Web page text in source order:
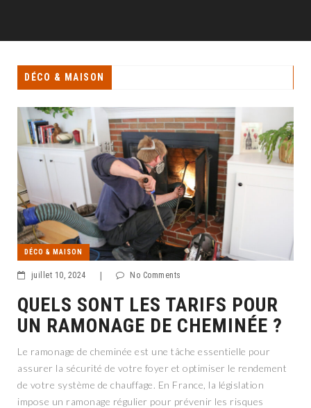
DÉCO & MAISON
DÉCO & MAISON
juillet 10, 2024 No Comments
QUELS SONT LES TARIFS POUR
UN RAMONAGE DE CHEMINÉE ?
Le ramonage de cheminée est une tâche essentielle pour
assurer la sécurité de votre foyer et optimiser le rendement
de votre système de chauffage. En France, la législation
impose un ramonage régulier pour prévenir les risques